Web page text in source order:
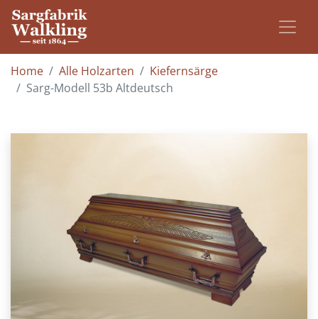
Home Alle Holzarten
Kiefernsärge
Sarg-Modell 53b Altdeutsch